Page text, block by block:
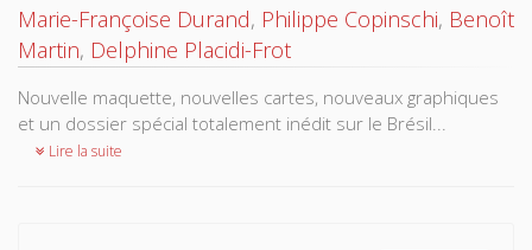
Marie-Françoise Durand, Philippe Copinschi, Benoît
Martin, Delphine Placidi-Frot
Nouvelle maquette, nouvelles cartes, nouveaux graphiques
et un dossier spécial totalement inédit sur le Brésil...
Lire la suite